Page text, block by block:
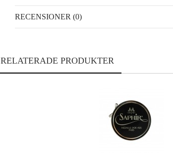
RECENSIONER (0)
RELATERADE PRODUKTER